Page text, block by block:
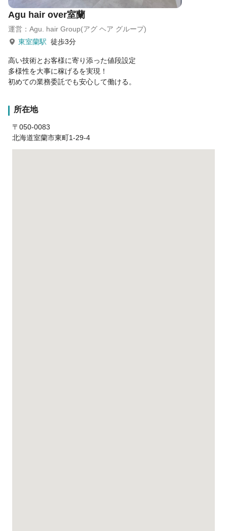
Agu hair over室蘭
運営：Agu. hair Group(アグ ヘア グループ)
東室蘭駅 徒歩3分
高い技術とお客様に寄り添った値段設定
多様性を大事に稼げるを実現！
初めての業務委託でも安心して働ける。
所在地
〒050-0083
北海道室蘭市東町1-29-4